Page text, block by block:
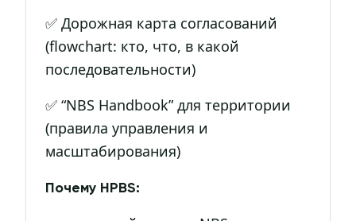
✅ Дорожная карта согласований
(flowchart: кто, что, в какой
последовательности)
✅ “NBS Handbook” для территории
(правила управления и
масштабирования)
Почему HPBS: